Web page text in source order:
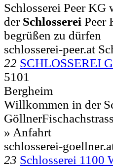
Schlosserei Peer KG
der Schlosserei Peer
begrüßen zu dürfen
schlosserei-peer.at
22 SCHLOSSEREI
5101
Bergheim
Willkommen in der
» Anfahrt
schlosserei-
23 Schlosserei 1100